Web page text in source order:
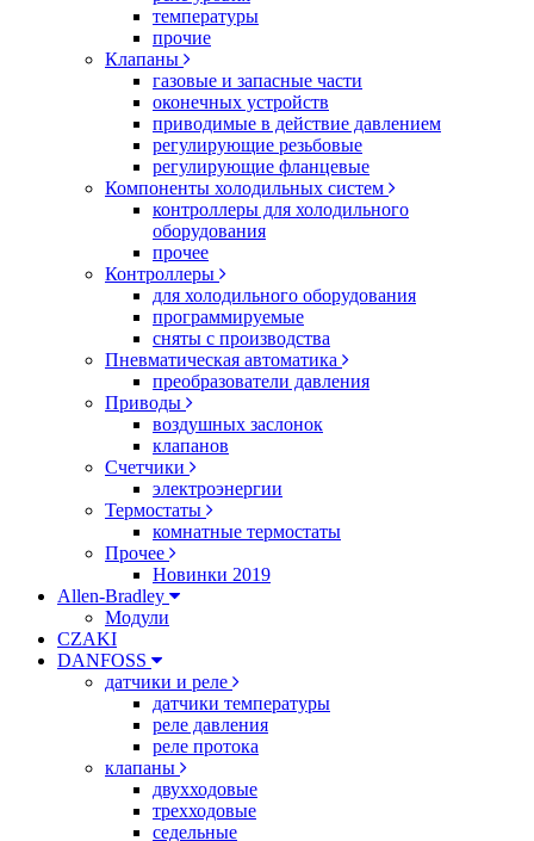
температуры
прочие
Клапаны
газовые и запасные части
оконечных устройств
приводимые в действие давлением
регулирующие резьбовые
регулирующие фланцевые
Компоненты холодильных систем
контроллеры для холодильного
оборудования
прочее
Контроллеры
для холодильного оборудования
программируемые
сняты с производства
Пневматическая автоматика
преобразователи давления
Приводы
воздушных заслонок
клапанов
Счетчики
электроэнергии
Термостаты
комнатные термостаты
Прочее
Новинки 2019
Allen-Bradley
Модули
CZAKI
DANFOSS
датчики и реле
датчики температуры
реле давления
реле протока
клапаны
двухходовые
трехходовые
седельные